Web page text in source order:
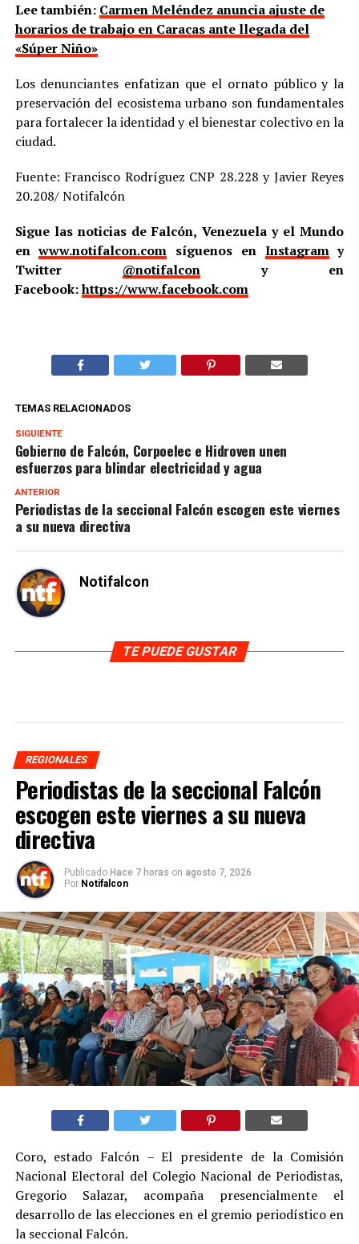
Lee también: Carmen Meléndez anuncia ajuste de
horarios de trabajo en Caracas ante llegada del
«Súper Niño»
Los denunciantes enfatizan que el ornato público y la
preservación del ecosistema urbano son fundamentales
para fortalecer la identidad y el bienestar colectivo en la
ciudad.
Fuente: Francisco Rodríguez CNP 28.228 y Javier Reyes
20.208/ Notifalcón
Sigue las noticias de Falcón, Venezuela y el Mundo
enwww.notifalcon.com síguenos en Instagramy
Twitter @notifalcony en
Facebook:https://www.facebook.com
TEMAS RELACIONADOS
SIGUIENTE
Gobierno de Falcón, Corpoelec e Hidroven unen
esfuerzos para blindar electricidad y agua
ANTERIOR
Periodistas de la seccional Falcón escogen este viernes
a su nueva directiva
Notifalcon
TE PUEDE GUSTAR
REGIONALES
Periodistas de la seccional Falcón
escogen este viernes a su nueva
directiva
Publicado Hace 7 horas on agosto 7, 2026
Por Notifalcon
Coro, estado Falcón – El presidente de la Comisión
Nacional Electoral del Colegio Nacional de Periodistas,
Gregorio Salazar, acompaña presencialmente el
desarrollo de las elecciones en el gremio periodístico en
la seccional Falcón.